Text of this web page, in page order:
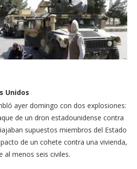
Unidos
ayer domingo con dos explosiones:
de un dron estadounidense contra
supuestos miembros del Estado
de un cohete contra una vivienda,
al menos seis civiles.